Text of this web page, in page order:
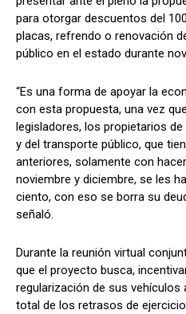
para otorgar descuentos del
placas, refrendo o renovación
público en el estado durante
“Es una forma de apoyar la
con esta propuesta, una vez
legisladores, los propietarios
y del transporte público, que
anteriores, solamente con
noviembre y diciembre, se les
ciento, con eso se borra su
señaló.
Durante la reunión virtual
que el proyecto busca,
regularización de sus vehículos
total de los retrasos de